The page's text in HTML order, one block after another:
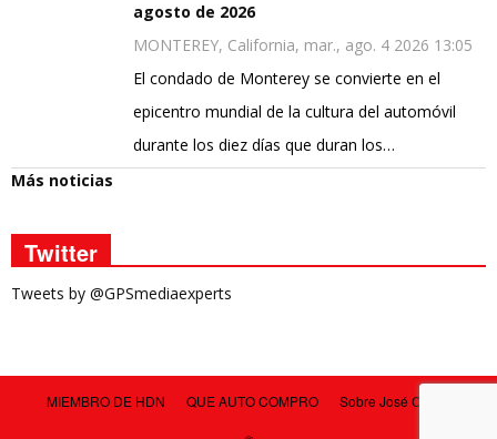
agosto de 2026
MONTEREY, California, mar., ago. 4 2026 13:05
El condado de Monterey se convierte en el
epicentro mundial de la cultura del automóvil
durante los diez días que duran los…
Más noticias
Twitter
Tweets by @GPSmediaexperts
MIEMBRO DE HDN QUE AUTO COMPRO Sobre José Carlos